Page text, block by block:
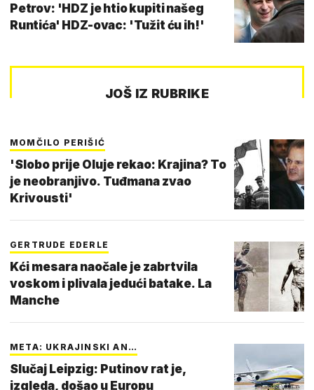
Petrov: 'HDZ je htio kupiti našeg
Runtića' HDZ-ovac: 'Tužit ću ih!'
JOŠ IZ RUBRIKE
MOMČILO PERIŠIĆ
'Slobo prije Oluje rekao: Krajina? To
je neobranjivo. Tuđmana zvao
Krivousti'
GERTRUDE EDERLE
Kći mesara naočale je zabrtvila
voskom i plivala jedući batake. La
Manche
META: UKRAJINSKI AN…
Slučaj Leipzig: Putinov rat je,
izgleda, došao u Europu